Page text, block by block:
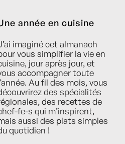
année en cuisine
imaginé cet almanach
vous simplifier la vie en
jour après jour, et
accompagner toute
Au fil des mois, vous
des spécialités
des recettes de
fe-s qui m’inspirent,
aussi des plats simples
quotidien !